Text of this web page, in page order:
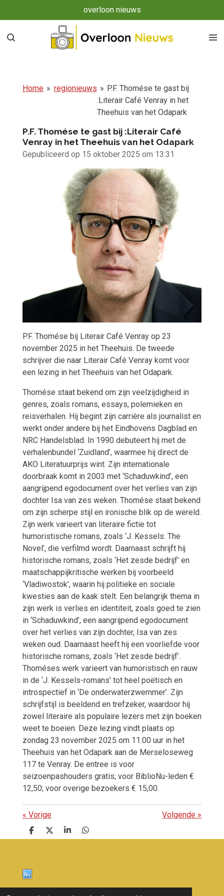
direct
naar
overloon nieuws
Home » regionieuws » P.F. Thomése te gast bij
:Literair Café Venray in het
Theehuis van het Odapark
P.F. Thomése te gast bij :Literair Café
Venray in het Theehuis van het Odapark
Gepubliceerd op 15 oktober 2025 om 13:31
P.F. Thomése bij Literair Café Venray op 23
november 2025 in het Theehuis. De tweede
schrijver die naar Literair Café Venray komt voor
een lezing in het Theehuis van het Odapark.
Thomése staat bekend om zijn veelzijdigheid in
genres, zoals romans, essays, polemieken en
reisverhalen. Hij begint zijn carrière als journalist en
werkt onder andere bij het Eindhovens Dagblad en
NRC Handelsblad. In 1990 debuteert hij met de
verhalenbundel ‘Zuidland’, waarmee hij direct de
AKO Literatuurprijs wint. Zijn internationale
doorbraak komt in 2003 met ‘Schaduwkind’, een
aangrijpend egodocument over het verlies van zijn
dochter Isa van zes weken. Thomése staat bekend
om zijn scherpe stijl en ironische blik op de wereld.
Zijn werk varieert van literaire fictie tot
humoristische romans, zoals ‘J. Kessels: The
Novel’, die verfilmd wordt. Daarnaast schrijft hij
historische romans, zoals ‘Het zesde bedrijf’ en
maatschappijkritische werken bij voorbeeld
‘Vladiwostok’, waarin hij politieke en sociale
kwesties aan de kaak stelt. Een belangrijk thema in
zijn werk is verlies en identiteit, zoals goed te zien
in ‘Schaduwkind’, een aangrijpend egodocument
over het verlies van zijn dochter, Isa van zes
weken oud. Daarnaast heeft hij een voorliefde voor
historische romans, zoals ‘Het zesde bedrijf’.
Thoméses werk varieert van humoristisch en rauw
in de ‘J. Kessels-romans’ tot heel poëtisch en
introspectief in ‘De onderwaterzwemmer’. Zijn
schrijfstijl is beeldend en trefzeker, waardoor hij
zowel literaire als populaire lezers met zijn boeken
weet te boeien. Deze lezing vindt plaats op
zondag 23 november 2025 om 11.00 uur in het
Theehuis van het Odapark aan de Merseloseweg
117 te Venray. De entree is voor
seizoenpashouders gratis; voor BiblioNu-leden €
12,50; voor overige bezoekers € 15,00.
« Vorige Volgende »
D
e
D
e
S
h
D
e